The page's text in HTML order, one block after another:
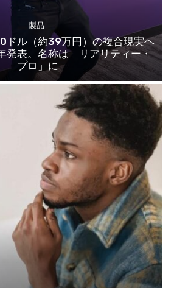
製品
ドル（約39万円）の複合現実ヘ
発表。名称は「リアリティー・
プロ」に